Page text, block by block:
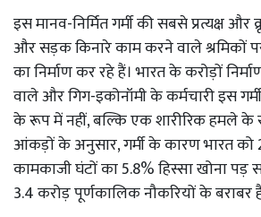
इस मानव-निर्मित गर्मी की सबसे प्रत्यक्ष और
और सड़क किनारे काम करने वाले श्रमिकों
का निर्माण कर रहे हैं। भारत के करोड़ों
वाले और गिग-इकोनॉमी के कर्मचारी इस
के रूप में नहीं, बल्कि एक शारीरिक हमले
आंकड़ों के अनुसार, गर्मी के कारण भारत
कामकाजी घंटों का 5.8% हिस्सा खोना
3.4 करोड़ पूर्णकालिक नौकरियों के बराबर